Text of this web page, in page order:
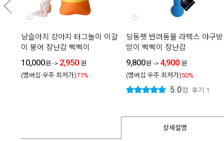
냥슬아치 강아지 터그놀이 이갈
이 붕어 장난감 삑삑이
10,000원 -> 2,950 원
(멤버십 우주 최저가)71%
딩동펫 반려동물 라텍스 야구방
망이 삑삑이 장난감
9,800원 -> 4,900 원
(멤버십 우주 최저가)50%
5.0점 후기 1
상세설명